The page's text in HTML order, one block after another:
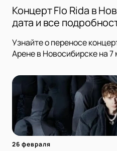
Концерт Flo Rida в
дата и все
Узнайте о переносе
Арене в Новосибирске на 7
26 февраля